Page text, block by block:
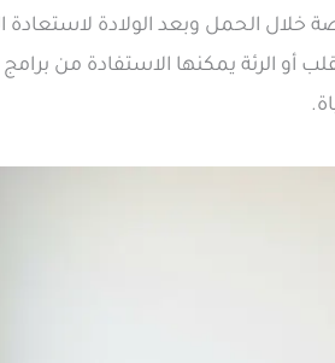
خلال الحمل وبعد الولادة لاستعادة
أو الرئة يمكنها الاستفادة من